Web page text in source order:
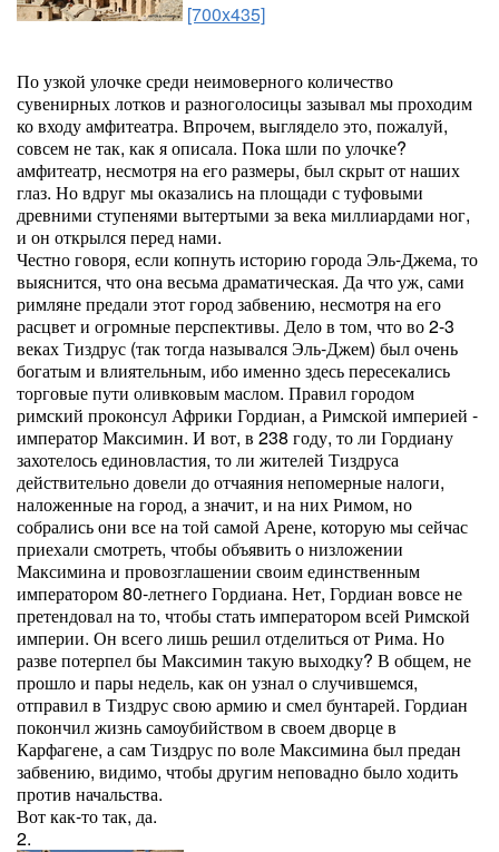
[700x435]
По узкой улочке среди неимоверного количество
сувенирных лотков и разноголосицы зазывал мы проходим
ко входу амфитеатра. Впрочем, выглядело это, пожалуй,
совсем не так, как я описала. Пока шли по улочке?
амфитеатр, несмотря на его размеры, был скрыт от наших
глаз. Но вдруг мы оказались на площади с туфовыми
древними ступенями вытертыми за века миллиардами ног,
и он открылся перед нами.
Честно говоря, если копнуть историю города Эль-Джема, то
выяснится, что она весьма драматическая. Да что уж, сами
римляне предали этот город забвению, несмотря на его
расцвет и огромные перспективы. Дело в том, что во 2-3
веках Тиздрус (так тогда назывался Эль-Джем) был очень
богатым и влиятельным, ибо именно здесь пересекались
торговые пути оливковым маслом. Правил городом
римский проконсул Африки Гордиан, а Римской империей -
император Максимин. И вот, в 238 году, то ли Гордиану
захотелось единовластия, то ли жителей Тиздруса
действительно довели до отчаяния непомерные налоги,
наложенные на город, а значит, и на них Римом, но
собрались они все на той самой Арене, которую мы сейчас
приехали смотреть, чтобы объявить о низложении
Максимина и провозглашении своим единственным
императором 80-летнего Гордиана. Нет, Гордиан вовсе не
претендовал на то, чтобы стать императором всей Римской
империи. Он всего лишь решил отделиться от Рима. Но
разве потерпел бы Максимин такую выходку? В общем, не
прошло и пары недель, как он узнал о случившемся,
отправил в Тиздрус свою армию и смел бунтарей. Гордиан
покончил жизнь самоубийством в своем дворце в
Карфагене, а сам Тиздрус по воле Максимина был предан
забвению, видимо, чтобы другим неповадно было ходить
против начальства.
Вот как-то так, да.
2.